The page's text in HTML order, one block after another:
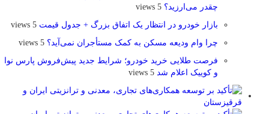
چقدر می‌ارزید؟ 5 views
بازار خودرو در انتظار یک اتفاق بزرگ + جدول قیمت 5 views
چرا وام ودیعه مسکن به کمک مستأجران نمی‌آید؟ 5 views
فرصت طلایی خرید خودرو؛ شرایط جدید پیش‌فروش پارس نوا
و کوییک اعلام شد 5 views